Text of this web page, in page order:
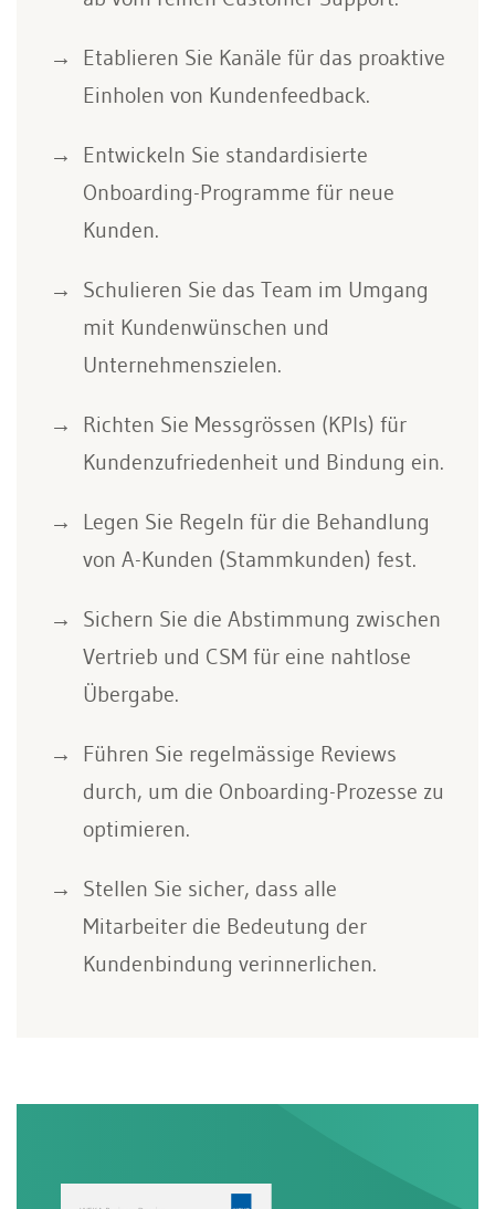
Etablieren Sie Kanäle für das proaktive
Einholen von Kundenfeedback.
Entwickeln Sie standardisierte
Onboarding-Programme für neue
Kunden.
Schulieren Sie das Team im Umgang
mit Kundenwünschen und
Unternehmenszielen.
Richten Sie Messgrössen (KPIs) für
Kundenzufriedenheit und Bindung ein.
Legen Sie Regeln für die Behandlung
von A-Kunden (Stammkunden) fest.
Sichern Sie die Abstimmung zwischen
Vertrieb und CSM für eine nahtlose
Übergabe.
Führen Sie regelmässige Reviews
durch, um die Onboarding-Prozesse zu
optimieren.
Stellen Sie sicher, dass alle
Mitarbeiter die Bedeutung der
Kundenbindung verinnerlichen.